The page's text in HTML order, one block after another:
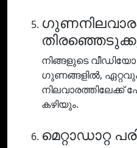
നിങ്ങളുടെ
ഗുണങ്ങളിൽ, ഏറ്റവും
നിലവാരത്തിലേക്ക്
കഴിയും.
മെറ്റാഡാറ്റ